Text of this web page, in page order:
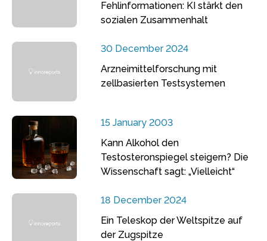
Fehlinformationen: KI stärkt den
sozialen Zusammenhalt
30 December 2024
Arzneimittelforschung mit
zellbasierten Testsystemen
15 January 2003
Kann Alkohol den
Testosteronspiegel steigern? Die
Wissenschaft sagt: „Vielleicht“
18 December 2024
Ein Teleskop der Weltspitze auf
der Zugspitze